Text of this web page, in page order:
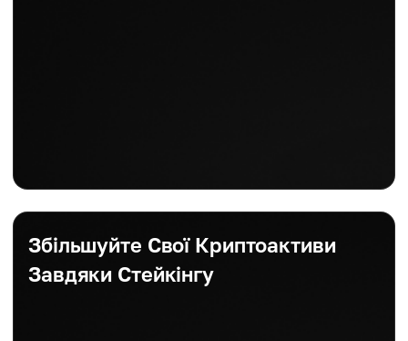
Збільшуйте Свої Криптоактиви
Завдяки Стейкінгу